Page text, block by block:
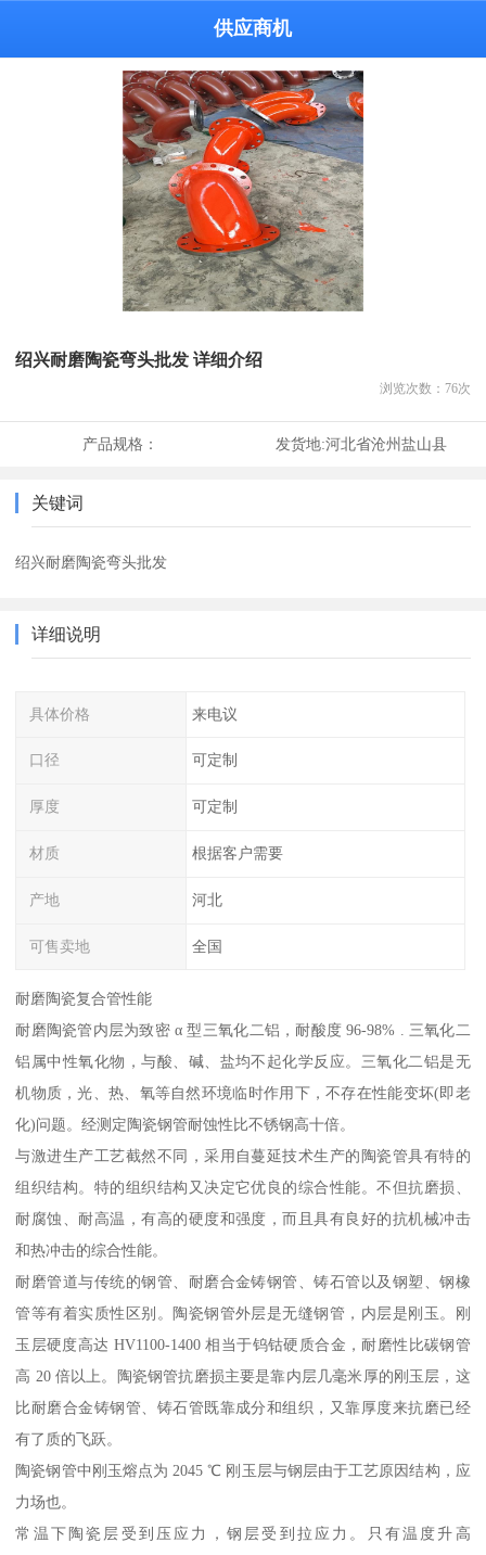
供应商机
绍兴耐磨陶瓷弯头批发 详细介绍
浏览次数： 76次
产品规格： 发货地:河北省沧州盐山县
关键词
绍兴耐磨陶瓷弯头批发
详细说明
具体价格 来电议
口径 可定制
厚度 可定制
材质 根据客户需要
产地 河北
可售卖地 全国
耐磨陶瓷复合管性能
耐磨陶瓷管内层为致密 α 型三氧化二铝，耐酸度 96-98% . 三氧化二
铝属中性氧化物，与酸、碱、盐均不起化学反应。三氧化二铝是无
机物质，光、热、氧等自然环境临时作用下，不存在性能变坏(即老
化)问题。经测定陶瓷钢管耐蚀性比不锈钢高十倍。
与激进生产工艺截然不同，采用自蔓延技术生产的陶瓷管具有特的
组织结构。特的组织结构又决定它优良的综合性能。不但抗磨损、
耐腐蚀、耐高温，有高的硬度和强度，而且具有良好的抗机械冲击
和热冲击的综合性能。
耐磨管道与传统的钢管、耐磨合金铸钢管、铸石管以及钢塑、钢橡
管等有着实质性区别。陶瓷钢管外层是无缝钢管，内层是刚玉。刚
玉层硬度高达 HV1100-1400 相当于钨钴硬质合金，耐磨性比碳钢管
高 20 倍以上。陶瓷钢管抗磨损主要是靠内层几毫米厚的刚玉层，这
比耐磨合金铸钢管、铸石管既靠成分和组织，又靠厚度来抗磨已经
有了质的飞跃。
陶瓷钢管中刚玉熔点为 2045 ℃ 刚玉层与钢层由于工艺原因结构，应
力场也。
常温下陶瓷层受到压应力，钢层受到拉应力。只有温度升高